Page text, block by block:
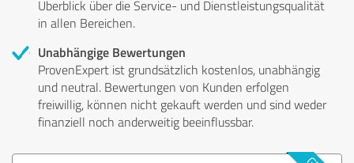
Überblick über die Service- und Dienstleistungsqualität
in allen Bereichen.
Unabhängige Bewertungen
ProvenExpert ist grundsätzlich kostenlos, unabhängig
und neutral. Bewertungen von Kunden erfolgen
freiwillig, können nicht gekauft werden und sind weder
finanziell noch anderweitig beeinflussbar.